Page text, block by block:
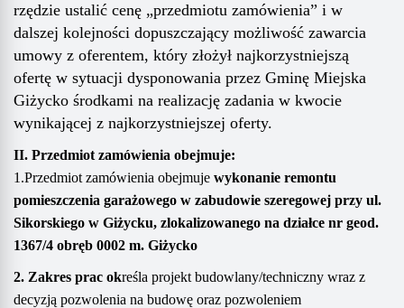
rzędzie ustalić cenę „przedmiotu zamówienia” i w
dalszej kolejności dopuszczający możliwość zawarcia
umowy z oferentem, który złożył najkorzystniejszą
ofertę w sytuacji dysponowania przez Gminę Miejska
Giżycko środkami na realizację zadania w kwocie
wynikającej z najkorzystniejszej oferty.
II. Przedmiot zamówienia obejmuje:
1.Przedmiot zamówienia obejmuje wykonanie remontu
pomieszczenia garażowego w zabudowie szeregowej przy ul.
Sikorskiego w Giżycku, zlokalizowanego na działce nr geod.
1367/4 obręb 0002 m. Giżycko
2. Zakres prac określa projekt budowlany/techniczny wraz z
decyzją pozwolenia na budowę oraz pozwoleniem